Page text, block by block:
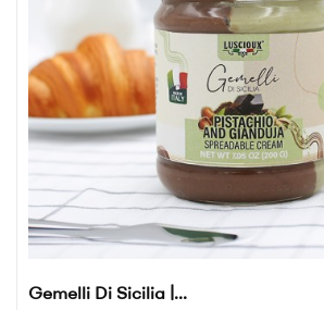
Gemelli Di Sicilia |...